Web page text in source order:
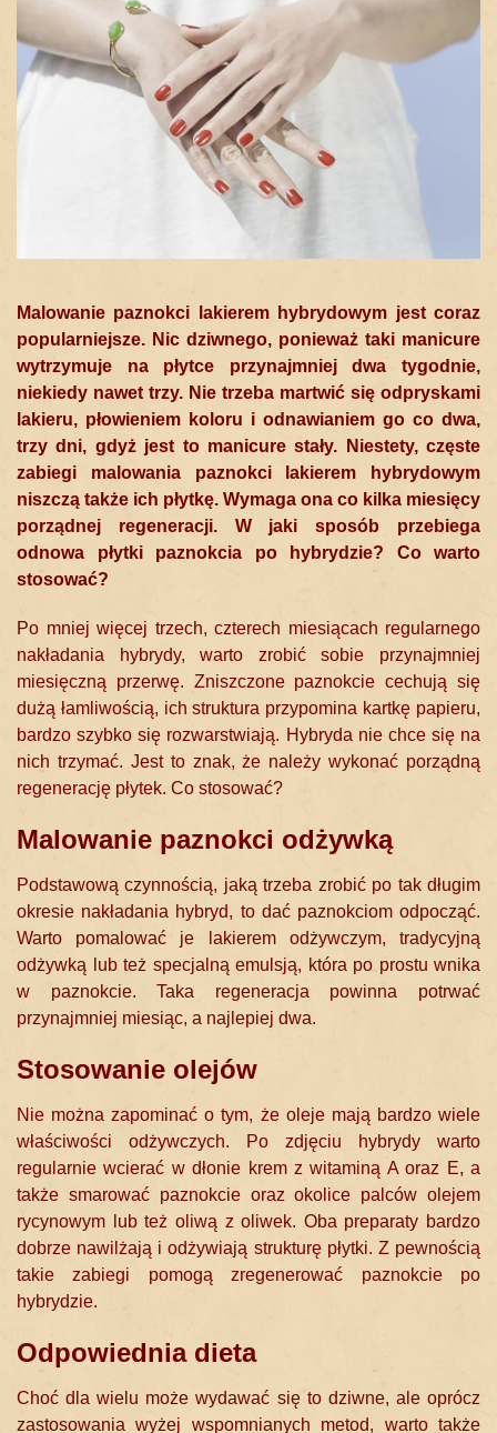
Malowanie paznokci lakierem hybrydowym jest coraz
popularniejsze. Nic dziwnego, ponieważ taki manicure
wytrzymuje na płytce przynajmniej dwa tygodnie,
niekiedy nawet trzy. Nie trzeba martwić się odpryskami
lakieru, płowieniem koloru i odnawianiem go co dwa,
trzy dni, gdyż jest to manicure stały. Niestety, częste
zabiegi malowania paznokci lakierem hybrydowym
niszczą także ich płytkę. Wymaga ona co kilka miesięcy
porządnej regeneracji. W jaki sposób przebiega
odnowa płytki paznokcia po hybrydzie? Co warto
stosować?
Po mniej więcej trzech, czterech miesiącach regularnego
nakładania hybrydy, warto zrobić sobie przynajmniej
miesięczną przerwę. Zniszczone paznokcie cechują się
dużą łamliwością, ich struktura przypomina kartkę papieru,
bardzo szybko się rozwarstwiają. Hybryda nie chce się na
nich trzymać. Jest to znak, że należy wykonać porządną
regenerację płytek. Co stosować?
Malowanie paznokci odżywką
Podstawową czynnością, jaką trzeba zrobić po tak długim
okresie nakładania hybryd, to dać paznokciom odpocząć.
Warto pomalować je lakierem odżywczym, tradycyjną
odżywką lub też specjalną emulsją, która po prostu wnika
w paznokcie. Taka regeneracja powinna potrwać
przynajmniej miesiąc, a najlepiej dwa.
Stosowanie olejów
Nie można zapominać o tym, że oleje mają bardzo wiele
właściwości odżywczych. Po zdjęciu hybrydy warto
regularnie wcierać w dłonie krem z witaminą A oraz E, a
także smarować paznokcie oraz okolice palców olejem
rycynowym lub też oliwą z oliwek. Oba preparaty bardzo
dobrze nawilżają i odżywiają strukturę płytki. Z pewnością
takie zabiegi pomogą zregenerować paznokcie po
hybrydzie.
Odpowiednia dieta
Choć dla wielu może wydawać się to dziwne, ale oprócz
zastosowania wyżej wspomnianych metod, warto także